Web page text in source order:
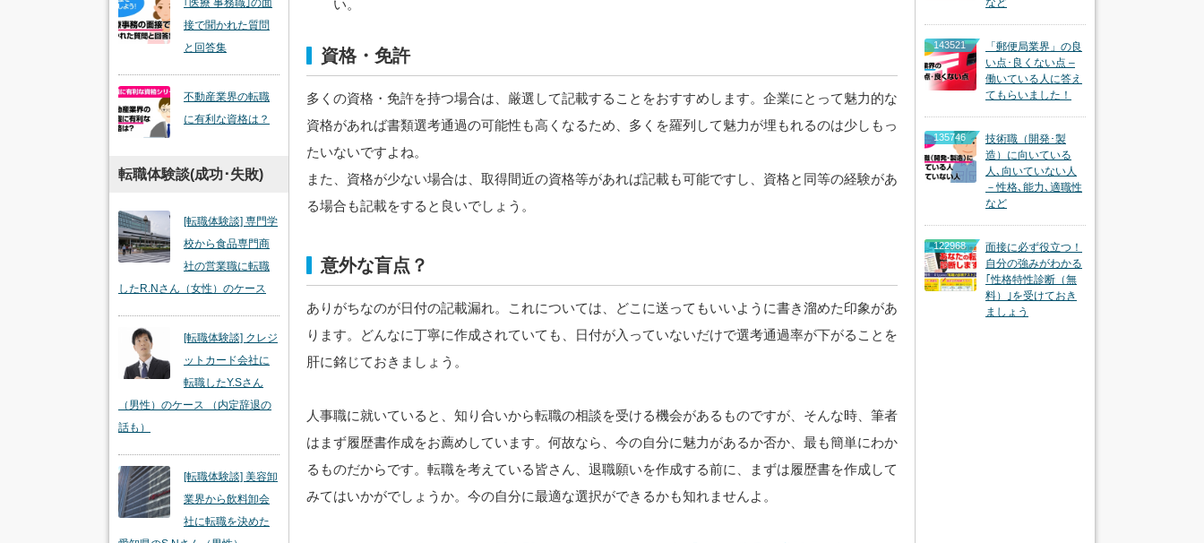
い。
資格・免許
多くの資格・免許を持つ場合は、厳選して記載することをおすすめします。企業にとって魅力的な
資格があれば書類選考通過の可能性も高くなるため、多くを羅列して魅力が埋もれるのは少しもっ
たいないですよね。
また、資格が少ない場合は、取得間近の資格等があれば記載も可能ですし、資格と同等の経験があ
る場合も記載をすると良いでしょう。
意外な盲点？
ありがちなのが日付の記載漏れ。これについては、どこに送ってもいいように書き溜めた印象があ
ります。どんなに丁寧に作成されていても、日付が入っていないだけで選考通過率が下がることを
肝に銘じておきましょう。
人事職に就いていると、知り合いから転職の相談を受ける機会があるものですが、そんな時、筆者
はまず履歴書作成をお薦めしています。何故なら、今の自分に魅力があるか否か、最も簡単にわか
るものだからです。転職を考えている皆さん、退職願いを作成する前に、まずは履歴書を作成して
みてはいかがでしょうか。今の自分に最適な選択ができるかも知れませんよ。
｢医療 事務職｣の面
接で聞かれた質問
と回答集
不動産業界の転職
に有利な資格は？
転職体験談(成功･失敗)
[転職体験談] 専門学
校から食品専門商
社の営業職に転職
したR.Nさん（女性）のケース
[転職体験談] クレジ
ットカード会社に
転職したY.Sさん
（男性）のケース （内定辞退の
話も）
[転職体験談] 美容卸
業界から飲料卸会
社に転職を決めた
など
143521
「郵便局業界」の良
い点･良くない点 –
働いている人に答え
てもらいました！
135746
技術職（開発･製
造）に向いている
人､向いていない人
－性格､能力､適職性
など
122968
面接に必ず役立つ！
自分の強みがわかる
｢性格特性診断（無
料）｣を受けておき
ましょう